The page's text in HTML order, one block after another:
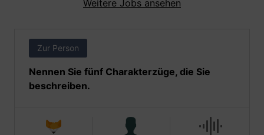
Weitere Jobs ansehen
Zur Person
Nennen Sie fünf Charakterzüge, die Sie
beschreiben.